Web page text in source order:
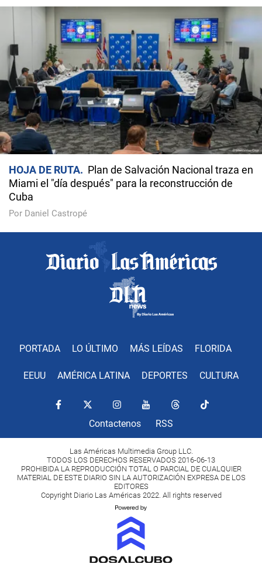
HOJA DE RUTA
Plan de Salvación Nacional traza en
Miami el "día después" para la reconstrucción de
Cuba
Por Daniel Castropé
PORTADA LO ÚLTIMO MÁS LEÍDAS FLORIDA
EEUU AMÉRICA LATINA DEPORTES CULTURA
Contactenos RSS
Las Américas Multimedia Group LLC.
TODOS LOS DERECHOS RESERVADOS 2016-06-13
PROHIBIDA LA REPRODUCCIÓN TOTAL O PARCIAL DE CUALQUIER
MATERIAL DE ESTE DIARIO SIN LA AUTORIZACIÓN EXPRESA DE LOS
EDITORES
Copyright Diario Las Américas 2022. All rights reserved